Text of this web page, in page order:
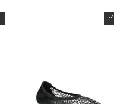
-